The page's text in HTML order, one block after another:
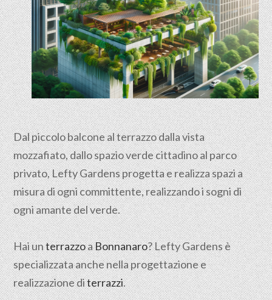
Dal piccolo balcone al terrazzo dalla vista
mozzafiato, dallo spazio verde cittadino al parco
privato, Lefty Gardens progetta e realizza spazi a
misura di ogni committente, realizzando i sogni di
ogni amante del verde.
Hai unterrazzoaBonnanaro? Lefty Gardens è
specializzata anche nella progettazione e
realizzazione diterrazzi.